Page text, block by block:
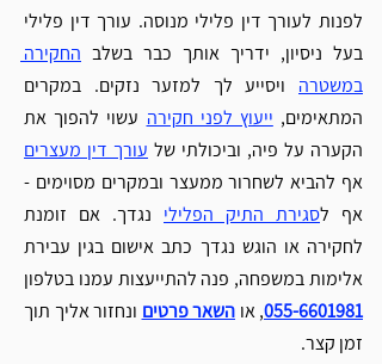
בעל ניסיון, ידריך אותך כבר בשלב
במשטרה
המתאימים, ייעוץ לפני חקירה
הקערה על פיה, וביכולתי של עורך דין מעצרים
אף לסגירת התיק הפלילי נגדך.
אלימות במשפחה, פנה להתייעצות עמנו בטלפון
055-6601981
, או השאר פרטים
זמן קצר.